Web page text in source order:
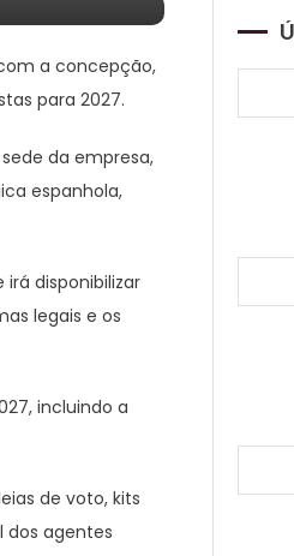
a concepção,
para 2027.
da empresa,
espanhola,
irá disponibilizar
legais e os
incluindo a
de voto, kits
dos agentes